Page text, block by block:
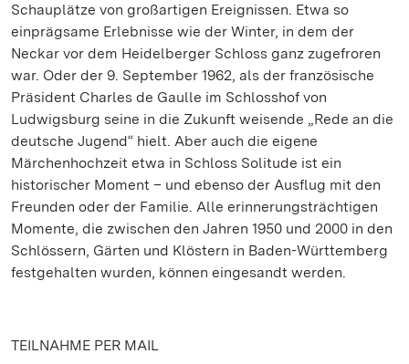
Schauplätze von großartigen Ereignissen. Etwa so
einprägsame Erlebnisse wie der Winter, in dem der
Neckar vor dem Heidelberger Schloss ganz zugefroren
war. Oder der 9. September 1962, als der französische
Präsident Charles de Gaulle im Schlosshof von
Ludwigsburg seine in die Zukunft weisende „Rede an die
deutsche Jugend“ hielt. Aber auch die eigene
Märchenhochzeit etwa in Schloss Solitude ist ein
historischer Moment – und ebenso der Ausflug mit den
Freunden oder der Familie. Alle erinnerungsträchtigen
Momente, die zwischen den Jahren 1950 und 2000 in den
Schlössern, Gärten und Klöstern in Baden-Württemberg
festgehalten wurden, können eingesandt werden.
TEILNAHME PER MAIL